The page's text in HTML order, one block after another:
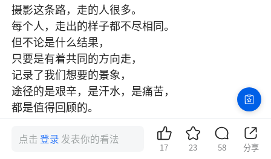
摄影这条路，走的人很多。
每个人，走出的样子都不尽相同。
但不论是什么结果，
只要是有着共同的方向走，
记录了我们想要的景象，
途径的是艰辛，是汗水，是痛苦，
都是值得回顾的。
愿所愿得偿，路想路风光。
点击登录 发表你的看法
17 23 58 分享